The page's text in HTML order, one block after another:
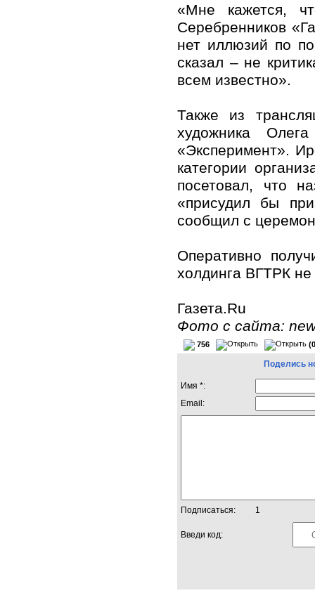
«Мне кажется,
Серебренников
нет иллюзий по
сказал – не
всем известно».
Также из
художника
«Эксперимент».
категории
посетовал, что
«присудил бы
сообщил с
Оперативно
холдинга ВГТРК не
Газета.Ru
Фото с сайта:
756
Поделись
Имя *:
Email:
Подписаться: 1
Введи код: